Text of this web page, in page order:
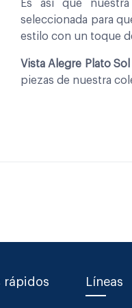
Es asi que
seleccionada para
estilo con un toque
Vista Alegre Plato
piezas de nuestra
rápidos Líneas